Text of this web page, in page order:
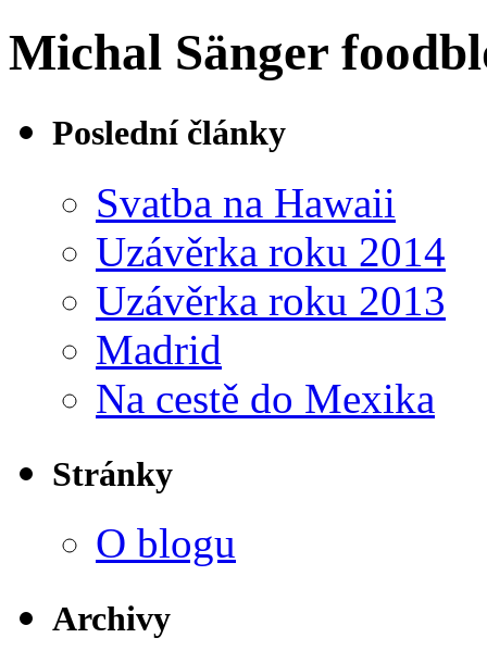
Michal Sänger
Poslední články
Svatba na Hawaii
Uzávěrka roku 2014
Uzávěrka roku 2013
Madrid
Na cestě do Mexika
Stránky
O blogu
Archivy